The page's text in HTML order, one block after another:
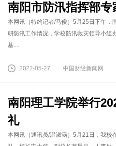
南阳市防汛指挥部
本网讯（特约记者/马俊）5月25日下午，
研防汛工作情况，学校防汛救灾领导小组
基....
2022-05-27 中国财经新闻网
南阳理工学院举行
礼
本网讯（通讯员/温淑涵）5月21日，我校